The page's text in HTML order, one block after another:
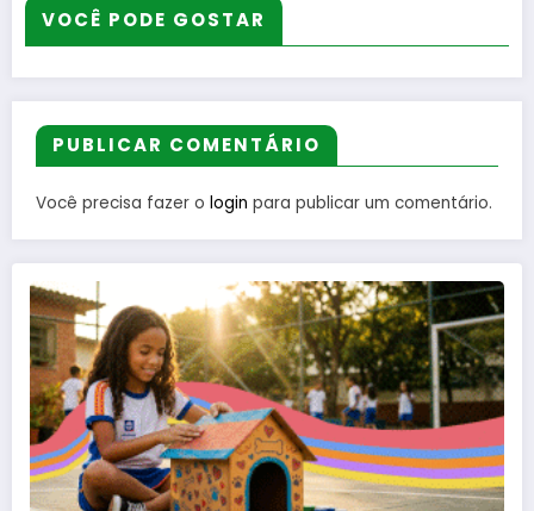
VOCÊ PODE GOSTAR
PUBLICAR COMENTÁRIO
Você precisa fazer o login para publicar um comentário.